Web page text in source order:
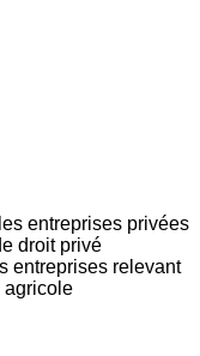
entreprises privées
droit privé
entreprises relevant
agricole